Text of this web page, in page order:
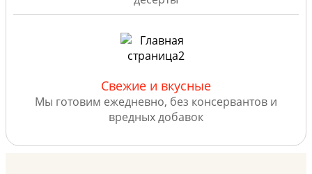
Свежие и вкусные
Мы готовим ежедневно, без консервантов и
вредных добавок